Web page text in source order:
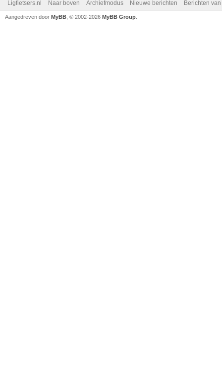
Ligfietsers.nl Naar boven Archiefmodus Nieuwe berichten Berichten
Aangedreven door MyBB , © 2002-2026 MyBB Group